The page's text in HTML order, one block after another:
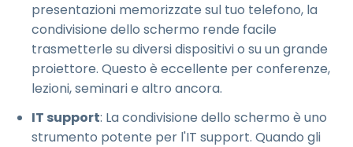
presentazioni memorizzate sul tuo telefono, la
condivisione dello schermo rende facile
trasmetterle su diversi dispositivi o su un grande
proiettore. Questo è eccellente per conferenze,
lezioni, seminari e altro ancora.
IT support: La condivisione dello schermo è uno
strumento potente per l'IT support. Quando gli